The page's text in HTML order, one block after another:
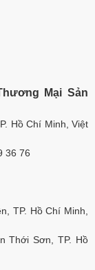
Mại Sản
Hồ Chí Minh, Việt
36 76
TP. Hồ Chí Minh,
Thới Sơn, TP. Hồ